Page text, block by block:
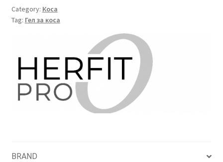
коса
Strong
Category: Коса
Tag: Гел за коса
BRAND